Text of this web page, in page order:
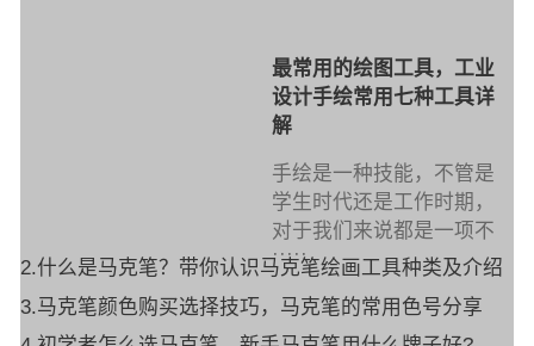
最常用的绘图工具，工业
设计手绘常用七种工具详
解
手绘是一种技能，不管是
学生时代还是工作时期，
对于我们来说都是一项不
·····
2.什么是马克笔？带你认识马克笔绘画工具种类及介绍
3.马克笔颜色购买选择技巧，马克笔的常用色号分享